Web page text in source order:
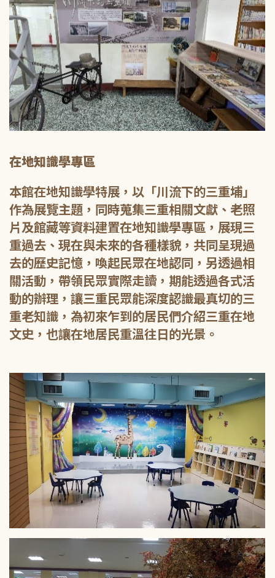
在地知識學專區
本館在地知識學特展，以「川流下的三重埔」
作為展覽主題，同時蒐集三重相關文獻、老照
片及館藏等資料建置在地知識學專區，展現三
重過去、現在與未來的各種樣貌，共同呈現過
去的歷史記憶，喚起民眾在地認同，另透過相
關活動，帶領民眾實際走讀，期能透過各式活
動的辦理，讓三重民眾能深度認識最真切的三
重老知識，為初來乍到的居民們介紹三重在地
文史，也讓在地居民重溫往日的光景。